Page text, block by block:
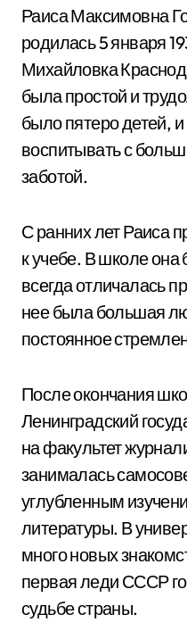
Раиса Максимовна
родилась 5 января
Михайловка
была простой и
было пятеро детей,
воспитывать с
заботой.
С ранних лет Раиса
к учебе. В школе
всегда отличалась
нее была большая
постоянное
После окончания
Ленинградский
на факультет
занималась
углубленным
литературы. В
много новых
первая леди СССР
судьбе страны.